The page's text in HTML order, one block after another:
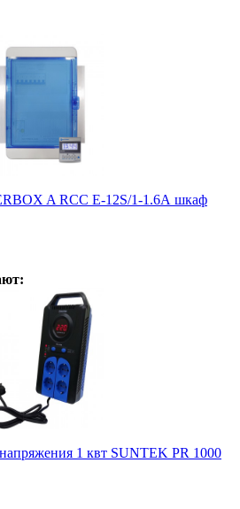
A RCC E-12S/1-1.6А шкаф
1 квт SUNTEK PR 1000